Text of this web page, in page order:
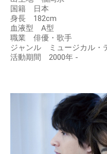
国籍 日本
身長 182cm
血液型 A型
職業 俳優・歌手
ジャンル ミュージカル・
活動期間 2000年 -